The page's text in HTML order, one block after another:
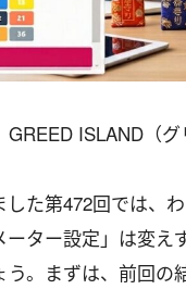
GREED ISLAND（
した第472回では、
ーター設定」は変え
。まずは、前回の